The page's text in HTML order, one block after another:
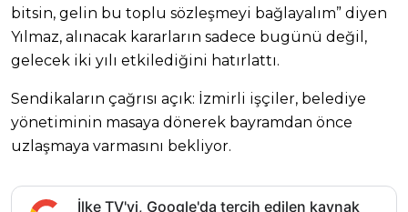
bitsin, gelin bu toplu sözleşmeyi bağlayalım” diyen
Yılmaz, alınacak kararların sadece bugünü değil,
gelecek iki yılı etkilediğini hatırlattı.
Sendikaların çağrısı açık: İzmirli işçiler, belediye
yönetiminin masaya dönerek bayramdan önce
uzlaşmaya varmasını bekliyor.
İlke TV'yi, Google'da tercih edilen kaynak